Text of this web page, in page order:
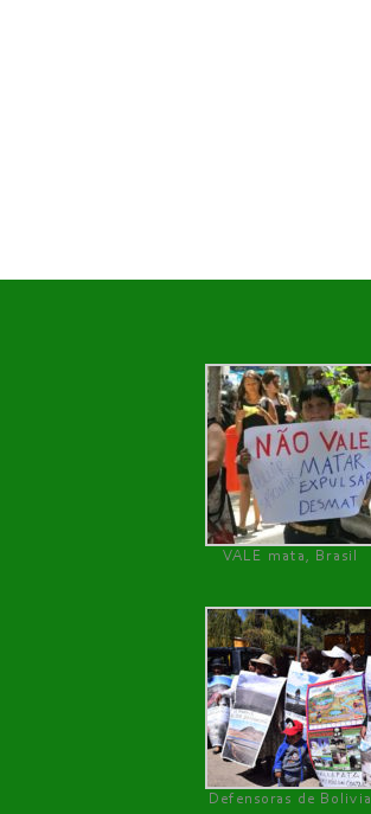
VALE mata, Brasil
Defensoras de Bolivia